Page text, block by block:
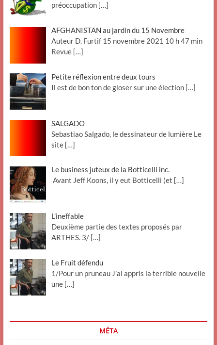
préoccupation […]
AFGHANISTAN au jardin du 15 Novembre
Auteur D. Furtif 15 novembre 2021 10 h 47 min
Revue […]
Petite réflexion entre deux tours
Il est de bon ton de gloser sur une élection […]
SALGADO
Sebastiao Salgado, le dessinateur de lumière Le
site […]
Le business juteux de la Botticelli inc.
Avant Jeff Koons, il y eut Botticelli (et […]
L’ineffable
Deuxième partie des textes proposés par
ARTHES. 3/ […]
Le Fruit défendu
1/Pour un pruneau J’ai appris la terrible nouvelle
une […]
MÉTA